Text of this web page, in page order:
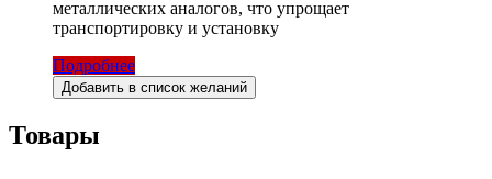
металлических аналогов, что упрощает
транспортировку и установку
Подробнее
Добавить в список желаний
Товары